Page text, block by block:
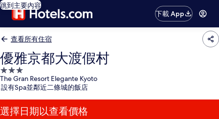
跳到主要內容
下載 App
查看所有住宿
優雅京都大渡假村
3.0
星
級
住
宿
The Gran Resort Elegante Kyoto
設有Spa並鄰近二條城的飯店
選擇日期以查看價格